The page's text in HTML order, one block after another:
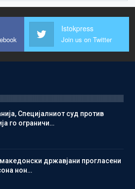
Istokpress
Join us on Twitter
Специјалниот суд против
го ограничи…
државјани прогласени
нон…